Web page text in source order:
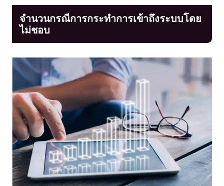
จำนวนกรณีการกระทำการเข้าถึงระบบโดย
ไม่ชอบ